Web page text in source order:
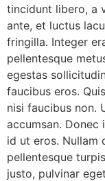
tincidunt libero, a
ante, et luctus
fringilla. Integer
pellentesque
egestas
faucibus eros.
nisi faucibus non.
accumsan. Donec
id ut eros. Nullam
pellentesque
justo, pulvinar